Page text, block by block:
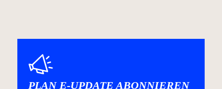
PLAN E-UPDATE ABONNIEREN